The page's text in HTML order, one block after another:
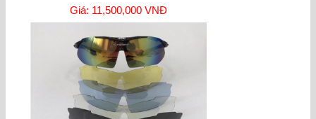
Giá: 11,500,000 VNĐ